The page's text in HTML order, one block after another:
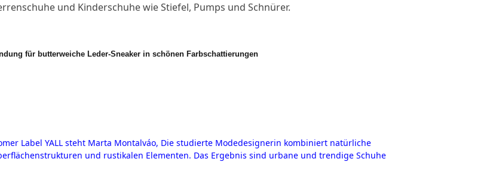
und Kinderschuhe wie Stiefel, Pumps und Schnürer.
für butterweiche Leder-Sneaker in schönen Farbschattierungen